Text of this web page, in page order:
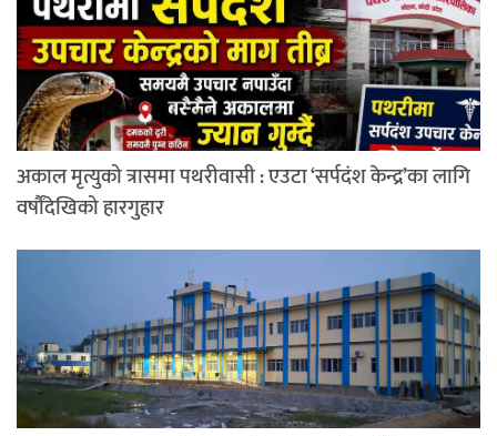
अकाल मृत्युको त्रासमा पथरीवासी : एउटा ‘सर्पदंश केन्द्र’का लागि
वर्षौंदेखिको हारगुहार